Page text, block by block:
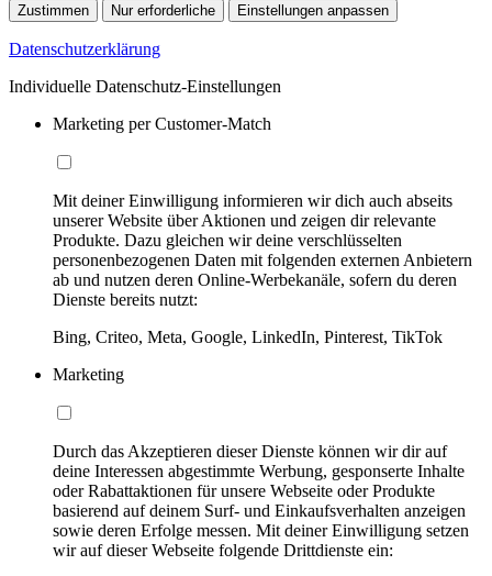
Zustimmen Nur erforderliche Einstellungen anpassen
Datenschutzerklärung
Individuelle Datenschutz-Einstellungen
Marketing per Customer-Match
Mit deiner Einwilligung informieren wir dich auch abseits
unserer Website über Aktionen und zeigen dir relevante
Produkte. Dazu gleichen wir deine verschlüsselten
personenbezogenen Daten mit folgenden externen Anbietern
ab und nutzen deren Online-Werbekanäle, sofern du deren
Dienste bereits nutzt:
Bing, Criteo, Meta, Google, LinkedIn, Pinterest, TikTok
Marketing
Durch das Akzeptieren dieser Dienste können wir dir auf
deine Interessen abgestimmte Werbung, gesponserte Inhalte
oder Rabattaktionen für unsere Webseite oder Produkte
basierend auf deinem Surf- und Einkaufsverhalten anzeigen
sowie deren Erfolge messen. Mit deiner Einwilligung setzen
wir auf dieser Webseite folgende Drittdienste ein: